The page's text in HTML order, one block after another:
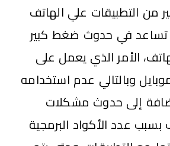
من التطبيقات علي الهاتف
تساعد في حدوث ضغط كبير
الأمر الذي يعمل على
وبالتالي عدم استخدامه
إلى حدوث مشكلات
بسبب عدد الأكواد البرمجية